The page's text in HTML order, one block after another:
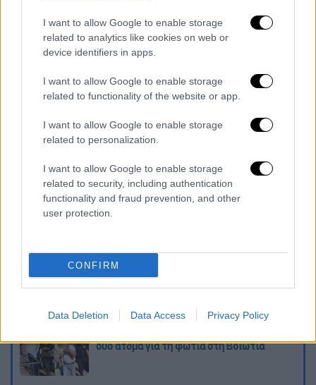
I want to allow Google to enable storage
related to analytics like cookies on web or
device identifiers in apps.
I want to allow Google to enable storage
related to functionality of the website or app.
I want to allow Google to enable storage
related to personalization.
I want to allow Google to enable storage
related to security, including authentication
functionality and fraud prevention, and other
user protection.
CONFIRM
Data Deletion Data Access Privacy Policy
Έτσι, οι ελληνικές Αρχές
επίπεδο συναγερμούστα σύνορα και έχουν
περισσότερες περιπολίεςκαι έχουν το
βλέμμα στραμμένο στο τι συμβαίνει και αν
θα συγκεντρωθούν τα άτομα αυτά.
Διαβάστε ακόμη
«Στέρεψε» η αγορά από πινακίδες
κυκλοφορίας: Χιλιάδες αυτοκίνητα
το υπουργείο
δύο άτομα για τη φωτιά στη Βοιωτία